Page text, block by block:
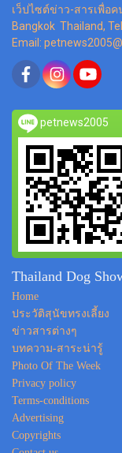
เว็ปไซต์ข่าว-สารเพื่อ
Bangkok Thailand,
Email:
petnews2005
Thailand Dog
Home
ประวัติสุนัขทรงเลี้ยง
ข่าวสารต่างๆ
บทความ-สาระน่ารู้
Photo Of The Week
Privacy policy
Terms-conditions
Advertising
Copyrights